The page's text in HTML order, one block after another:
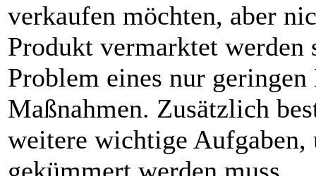
verkaufen möchten, aber
Produkt vermarktet
Problem eines nur
Maßnahmen. Zusätzlich
weitere wichtige